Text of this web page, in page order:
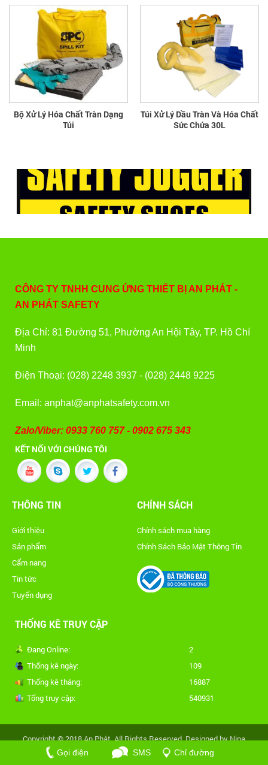
Bộ Xử Lý Hóa Chất Tràn Dạng
Túi
Túi Xử Lý Dầu Tràn Và Hóa Chất
Sức Chứa 30L
CÔNG TY TNHH CUNG ỨNG THIẾT BỊ AN PHÁT -
AN PHÁT SAFETY
Địa Chỉ: 81 Đường 51, Phường An Hội Tây, TP. Hồ Chí
Minh
Điện Thoại: (028) 2248 3937 - (028) 2448 9225
Email: anphat@anphatsafety.com.vn
Zalo/Viber: 0933 760 757 - 0902 675 343
KẾT NỐI VỚI CHÚNG TÔI
THÔNG TIN
Giới thiệu
Sản phẩm
Cẩm nang
Tin tức
Tuyển dụng
CHÍNH SÁCH
Chính sách mua hàng
Chính Sách Bảo Mật Thông Tin
THỐNG KÊ TRUY CẬP
Đang Online:
2
Thống kê ngày:
109
Thống kê tháng:
16887
Tổng truy cập:
540931
Copyright © 2018 An Phát. All Rights Reserved. Designed by Nina
Gọi điện SMS Chỉ đường